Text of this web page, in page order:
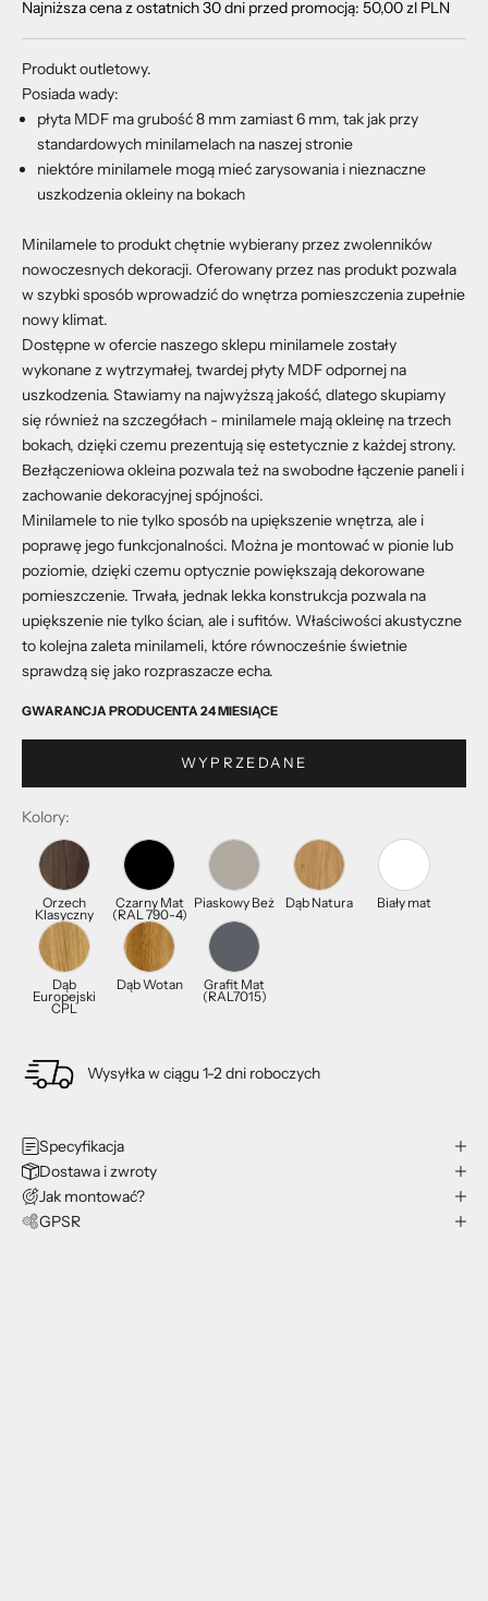
Najniższa cena z ostatnich 30 dni przed promocją: 50,00 zl PLN
Produkt outletowy.
Posiada wady:
płyta MDF ma grubość 8 mm zamiast 6 mm, tak jak przy
standardowych minilamelach na naszej stronie
niektóre minilamele mogą mieć zarysowania i nieznaczne
uszkodzenia okleiny na bokach
Minilamele to produkt chętnie wybierany przez zwolenników
nowoczesnych dekoracji. Oferowany przez nas produkt pozwala
w szybki sposób wprowadzić do wnętrza pomieszczenia zupełnie
nowy klimat.
Dostępne w ofercie naszego sklepu minilamele zostały
wykonane z wytrzymałej, twardej płyty MDF odpornej na
uszkodzenia. Stawiamy na najwyższą jakość, dlatego skupiamy
się również na szczegółach - minilamele mają okleinę na trzech
bokach, dzięki czemu prezentują się estetycznie z każdej strony.
Bezłączeniowa okleina pozwala też na swobodne łączenie paneli i
zachowanie dekoracyjnej spójności.
Minilamele to nie tylko sposób na upiększenie wnętrza, ale i
poprawę jego funkcjonalności. Można je montować w pionie lub
poziomie, dzięki czemu optycznie powiększają dekorowane
pomieszczenie. Trwała, jednak lekka konstrukcja pozwala na
upiększenie nie tylko ścian, ale i sufitów. Właściwości akustyczne
to kolejna zaleta minilameli, które równocześnie świetnie
sprawdzą się jako rozpraszacze echa.
GWARANCJA PRODUCENTA 24 MIESIĄCE
WYPRZEDANE
Kolory:
Orzech
Klasyczny
Czarny Mat
(RAL 790-4)
Piaskowy Beż Dąb Natura Biały mat
Dąb
Europejski
CPL
Dąb Wotan Grafit Mat
(RAL7015)
Wysyłka w ciągu 1-2 dni roboczych
Specyfikacja
Dostawa i zwroty
Jak montować?
GPSR